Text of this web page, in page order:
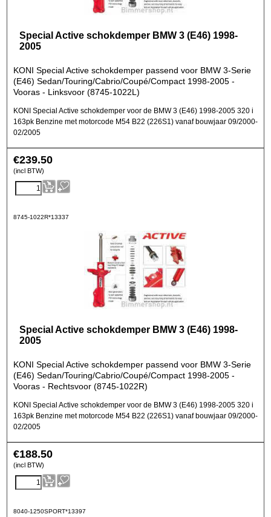
Special Active schokdemper BMW 3 (E46) 1998-
2005
KONI Special Active schokdemper passend voor BMW 3-Serie
(E46) Sedan/Touring/Cabrio/Coupé/Compact 1998-2005 -
Vooras - Linksvoor (8745-1022L)
KONI Special Active schokdemper voor de BMW 3 (E46) 1998-2005 320 i
163pk Benzine met motorcode M54 B22 (226S1) vanaf bouwjaar 09/2000-
02/2005
€239.50
(incl BTW)
8745-1022R*13337
Special Active schokdemper BMW 3 (E46) 1998-
2005
KONI Special Active schokdemper passend voor BMW 3-Serie
(E46) Sedan/Touring/Cabrio/Coupé/Compact 1998-2005 -
Vooras - Rechtsvoor (8745-1022R)
KONI Special Active schokdemper voor de BMW 3 (E46) 1998-2005 320 i
163pk Benzine met motorcode M54 B22 (226S1) vanaf bouwjaar 09/2000-
02/2005
€188.50
(incl BTW)
8040-1250SPORT*13397